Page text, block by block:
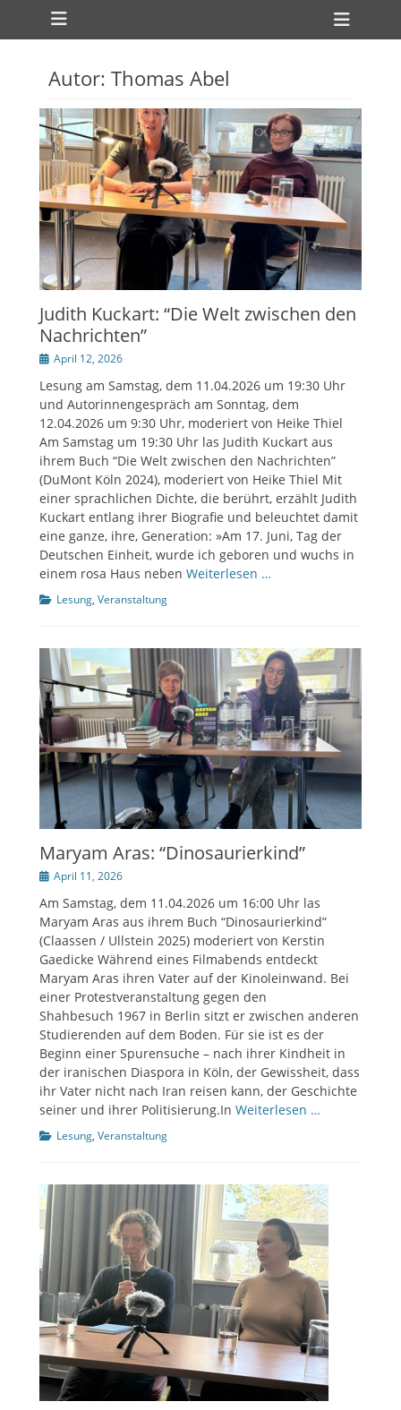
Primäres Menü
Zum
Inhalt
Autor: Thomas Abel
Judith Kuckart: “Die Welt zwischen den
Nachrichten”
Veröffentlicht
April 12, 2026
Lesung am Samstag, dem 11.04.2026 um 19:30 Uhr
und Autorinnengespräch am Sonntag, dem
12.04.2026 um 9:30 Uhr, moderiert von Heike Thiel
Am Samstag um 19:30 Uhr las Judith Kuckart aus
ihrem Buch “Die Welt zwischen den Nachrichten”
(DuMont Köln 2024), moderiert von Heike Thiel Mit
einer sprachlichen Dichte, die berührt, erzählt Judith
Kuckart entlang ihrer Biografie und beleuchtet damit
eine ganze, ihre, Generation: »Am 17. Juni, Tag der
Deutschen Einheit, wurde ich geboren und wuchs in
einem rosa Haus neben Weiterlesen …
Kategorien
Lesung, Veranstaltung
Maryam Aras: “Dinosaurierkind”
Veröffentlicht
April 11, 2026
Am Samstag, dem 11.04.2026 um 16:00 Uhr las
Maryam Aras aus ihrem Buch “Dinosaurierkind”
(Claassen / Ullstein 2025) moderiert von Kerstin
Gaedicke Während eines Filmabends entdeckt
Maryam Aras ihren Vater auf der Kinoleinwand. Bei
einer Protestveranstaltung gegen den
Shahbesuch 1967 in Berlin sitzt er zwischen anderen
Studierenden auf dem Boden. Für sie ist es der
Beginn einer Spurensuche – nach ihrer Kindheit in
der iranischen Diaspora in Köln, der Gewissheit, dass
ihr Vater nicht nach Iran reisen kann, der Geschichte
seiner und ihrer Politisierung.In Weiterlesen …
Kategorien
Lesung, Veranstaltung